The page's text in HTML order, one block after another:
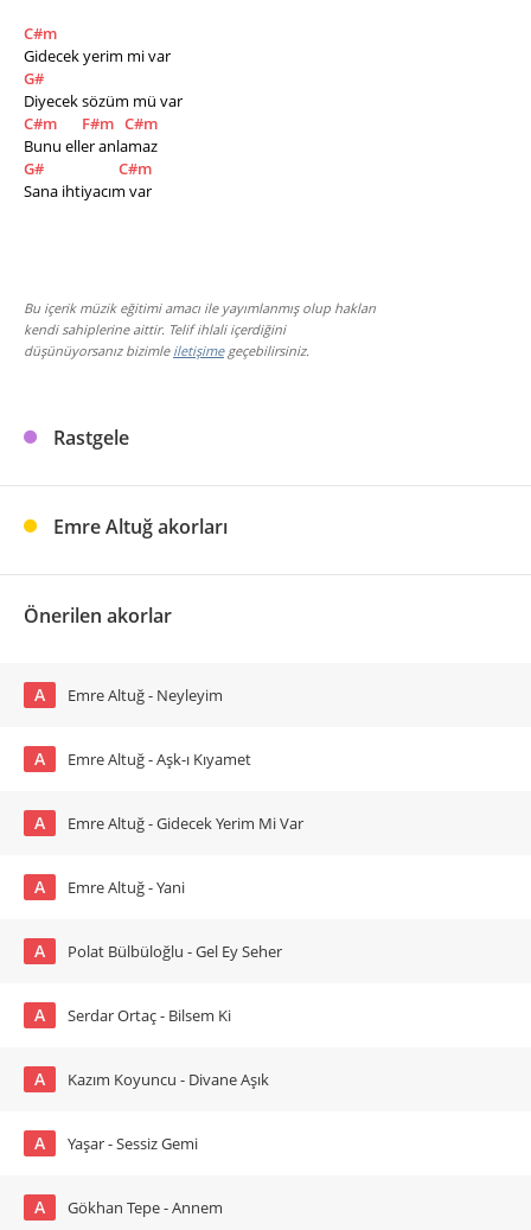
C#m
Gidecek yerim mi var
G#
Diyecek sözüm mü var
C#m
F#m C#m
Bunu eller anlamaz
G#
C#m
Sana ihtiyacım var
Bu içerik müzik eğitimi amacı ile yayımlanmış olup hakları
kendi sahiplerine aittir. Telif ihlali içerdiğini
düşünüyorsanız bizimle iletişimegeçebilirsiniz.
Rastgele
Emre Altuğ akorları
Önerilen akorlar
A Emre Altuğ - Neyleyim
A Emre Altuğ - Aşk-ı Kıyamet
A Emre Altuğ - Gidecek Yerim Mi Var
A Emre Altuğ - Yani
A Polat Bülbüloğlu - Gel Ey Seher
A Serdar Ortaç - Bilsem Ki
A Kazım Koyuncu - Divane Aşık
A Yaşar - Sessiz Gemi
A Gökhan Tepe - Annem